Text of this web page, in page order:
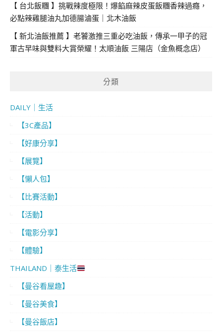
【 台北飯糰 】挑戰辣度極限！爆餡麻辣皮蛋飯糰香辣過癮，
必點辣雞腿油丸加德腸滷蛋｜北木油飯
【 新北油飯推薦 】老饕激推三重必吃油飯，傳承一甲子的冠
軍古早味與雙料大賞榮耀！太順油飯 三陽店（金魚概念店）
分類
DAILY｜生活
【3C產品】
【好康分享】
【展覽】
【懶人包】
【比賽活動】
【活動】
【電影分享】
【體驗】
THAILAND｜泰生活
【曼谷看屋趣】
【曼谷美食】
【曼谷飯店】